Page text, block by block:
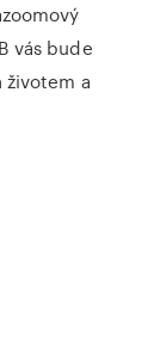
vás bude
životem a